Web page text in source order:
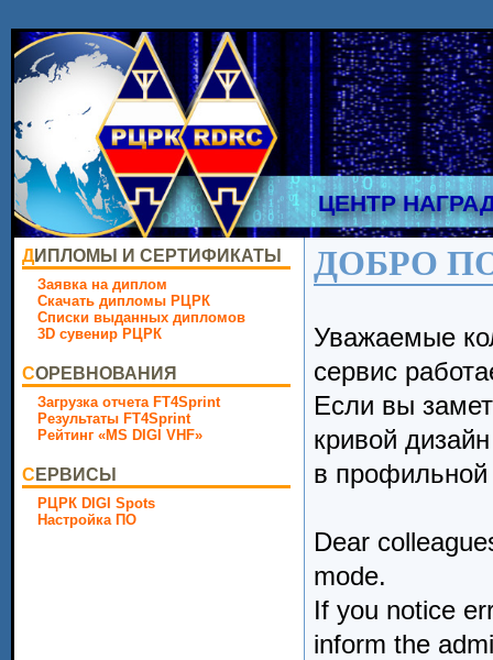
ЦЕНТР
ДИПЛОМЫ И СЕРТИФИКАТЫ
Заявка на диплом
Скачать дипломы РЦРК
Списки выданных дипломов
3D сувенир РЦРК
СОРЕВНОВАНИЯ
Загрузка отчета FT4Sprint
Результаты FT4Sprint
Рейтинг «MS DIGI VHF»
СЕРВИСЫ
РЦРК DIGI Spots
Настройка ПО
ДОБРО
Уважаемые
сервис
Если вы
кривой
в
Dear
mode.
If you notice
inform the